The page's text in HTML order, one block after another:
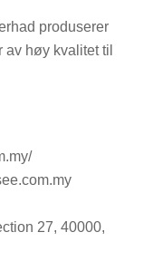
produserer
høy kvalitet til
27, 40000,